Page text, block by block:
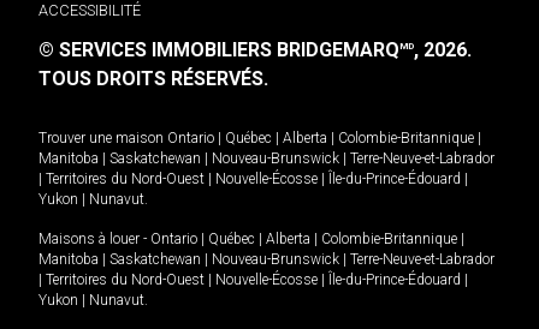
ACCESSIBILITÉ
© SERVICES IMMOBILIERS BRIDGEMARQMD, 2026.
TOUS DROITS RÉSERVÉS.
Trouver une maison Ontario Québec Alberta Colombie-Britannique
Manitoba
Saskatchewan Nouveau-Brunswick
Terre-Neuve-et-Labrador
Territoires du Nord-Ouest Nouvelle-Écosse Île-du-Prince-Édouard
Yukon
Nunavut.
Maisons à louer - Ontario Québec Alberta Colombie-Britannique
Manitoba
Saskatchewan Nouveau-Brunswick
Terre-Neuve-et-Labrador
Territoires du Nord-Ouest Nouvelle-Écosse Île-du-Prince-Édouard
Yukon
Nunavut.